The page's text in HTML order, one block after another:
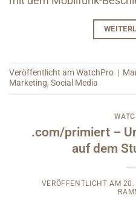
Veröffentlicht amWatchPro |
Marketing, Social Media
.com/primiert –
auf dem
VERÖFFENTLICHT AM 20.